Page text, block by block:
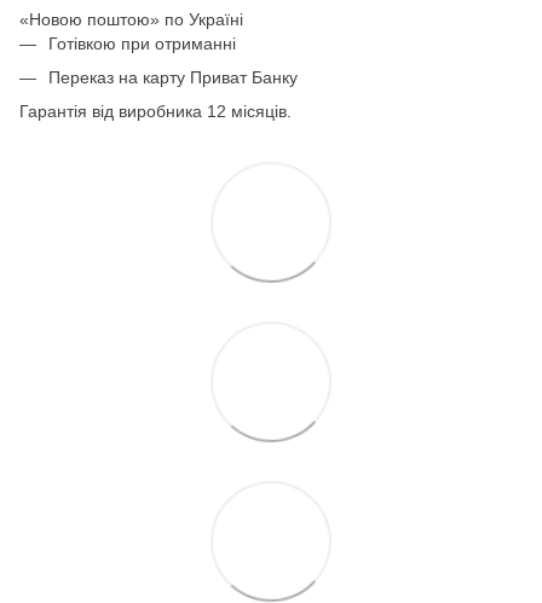
«Новою поштою» по Україні
Готівкою при отриманні
Переказ на карту Приват Банку
Гарантія від виробника 12 місяців.